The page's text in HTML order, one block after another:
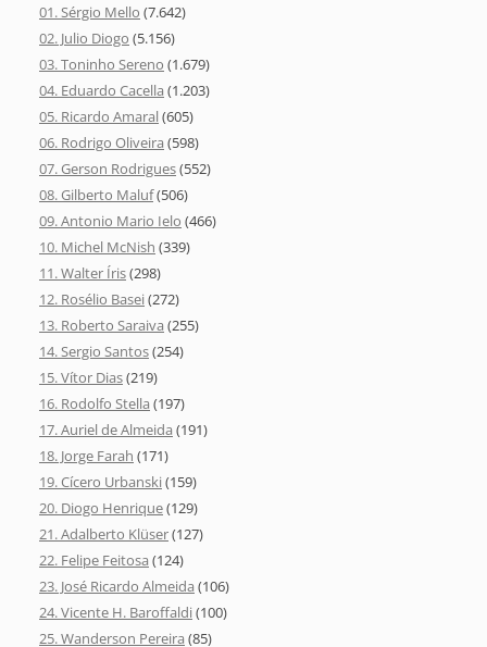
01. Sérgio Mello (7.642)
02. Julio Diogo (5.156)
03. Toninho Sereno (1.679)
04. Eduardo Cacella (1.203)
05. Ricardo Amaral(605)
06. Rodrigo Oliveira (598)
07. Gerson Rodrigues(552)
08. Gilberto Maluf(506)
09. Antonio Mario Ielo (466)
10. Michel McNish (339)
11. Walter Íris(298)
12. Rosélio Basei(272)
13. Roberto Saraiva (255)
14. Sergio Santos(254)
15. Vítor Dias(219)
16. Rodolfo Stella (197)
17. Auriel de Almeida (191)
18. Jorge Farah (171)
19. Cícero Urbanski(159)
20. Diogo Henrique(129)
21. Adalberto Klüser(127)
22. Felipe Feitosa (124)
23. José Ricardo Almeida (106)
24. Vicente H. Baroffaldi(100)
25. Wanderson Pereira (85)